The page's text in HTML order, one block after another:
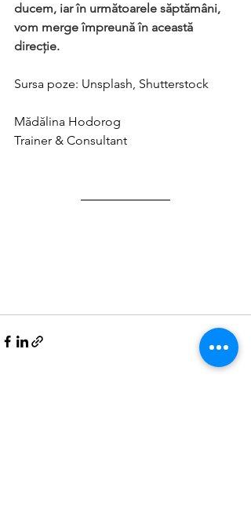
ducem, iar în următoarele săptămâni,
vom merge împreună în această
direcție.
Sursa poze: Unsplash, Shutterstock
Mădălina Hodorog
Trainer & Consultant